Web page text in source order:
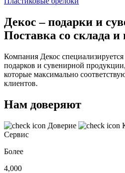
Декос – подарки и
Поставка со склада и
Компания Декос
подарков и сувенирной
которые максимально
клиентов.
Нам доверяют
Доверие
Сервис
Более
4,000